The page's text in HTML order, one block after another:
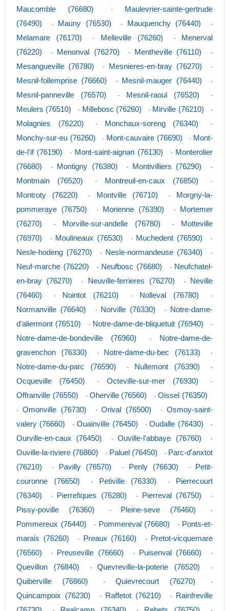
Maucomble (76680) -
Maulevrier-sainte-gertrude
(76490)
- Mauny (76530) - Mauquenchy (76440) -
Melamare (76170) - Melleville (76260) -
Menerval
(76220)
- Menonval (76270) - Mentheville (76110) -
Mesangueville (76780) - Mesnieres-en-bray (76270) -
Mesnil-follemprise (76660) - Mesnil-mauger (76440) -
Mesnil-panneville (76570) - Mesnil-raoul (76520) -
Meulers (76510) - Millebosc (76260) - Mirville (76210) -
Molagnies (76220) - Monchaux-soreng (76340) -
Monchy-sur-eu (76260) - Mont-cauvaire (76690) - Mont-
de-l'if (76190)
- Mont-saint-aignan (76130) - Monterolier
(76680)
- Montigny (76380) - Montivilliers (76290) -
Montmain (76520) - Montreuil-en-caux (76850) -
Montroty (76220) - Montville (76710) -
Morgny-la-
pommeraye (76750)
- Morienne (76390) -
Mortemer
(76270)
- Morville-sur-andelle (76780) -
Motteville
(76970)
- Moulineaux (76530) - Muchedent (76590) -
Nesle-hodeng (76270) - Nesle-normandeuse (76340) -
Neuf-marche (76220) - Neufbosc (76680) - Neufchatel-
en-bray (76270)
- Neuville-ferrieres (76270) -
Neville
(76460)
- Nointot (76210) - Nolleval (76780) -
Normanville (76640) - Norville (76330) -
Notre-dame-
d'aliermont (76510)
- Notre-dame-de-bliquetuit (76940) -
Notre-dame-de-bondeville (76960) -
Notre-dame-de-
gravenchon (76330)
- Notre-dame-du-bec (76133) -
Notre-dame-du-parc (76590) - Nullemont (76390) -
Ocqueville (76450) - Octeville-sur-mer (76930) -
Offranville (76550) - Oherville (76560) -Oissel (76350)
- Omonville (76730) -Orival (76500) -Osmoy-saint-
valery (76660)
-Ouainville (76450) -Oudalle (76430) -
Ourville-en-caux (76450) -Ouville-l'abbaye (76760) -
Ouville-la-riviere (76860) - Paluel (76450) - Parc-d'anxtot
(76210)
- Pavilly (76570) - Penly (76630) -
Petit-
couronne (76650)
- Petiville (76330) -
Pierrecourt
(76340)
- Pierrefiques (76280) - Pierreval (76750) -
Pissy-poville (76360) - Pleine-seve (76460) -
Pommereux (76440) - Pommereval (76680) - Ponts-et-
marais (76260)
- Preaux (76160) -
Pretot-vicquemare
(76560)
- Preuseville (76660) - Puisenval (76660) -
Quevillon (76840) -Quevreville-la-poterie (76520) -
Quiberville (76860) - Quievrecourt (76270) -
Quincampoix (76230) - Raffetot (76210) -
Rainfreville